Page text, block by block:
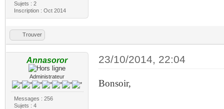
Sujets : 2
Inscription : Oct 2014
Trouver
Annasoror
Administrateur
Messages : 256
Sujets : 4
23/10/2014, 22:04
Bonsoir,